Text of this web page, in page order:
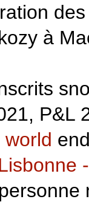
à
P&L
world